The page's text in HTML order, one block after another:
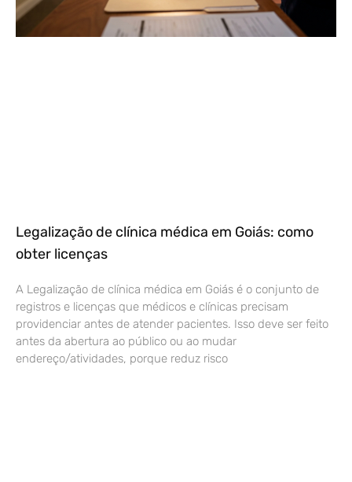
Legalização de clínica médica em Goiás: como
obter licenças
A Legalização de clínica médica em Goiás é o conjunto de
registros e licenças que médicos e clínicas precisam
providenciar antes de atender pacientes. Isso deve ser feito
antes da abertura ao público ou ao mudar
endereço/atividades, porque reduz risco